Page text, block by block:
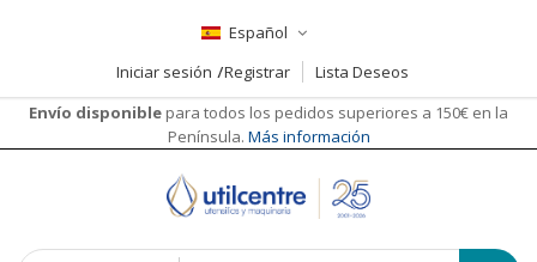
Español
Iniciar sesión
Registrar
Lista Deseos
Envío disponible para todos los pedidos superiores a 150€ en la
Península. Más información